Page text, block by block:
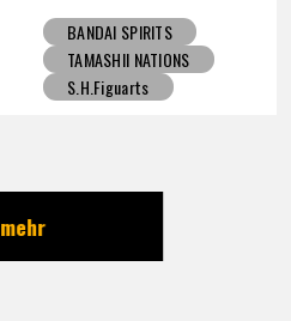
BANDAI SPIRITS
TAMASHII NATIONS
S.H.Figuarts
mehr